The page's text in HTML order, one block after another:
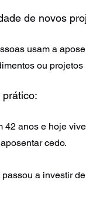
de novos
usam a
ou
prático:
42 anos e hoje
cedo.
passou a investir